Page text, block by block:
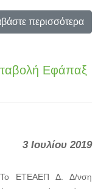
περισσότερα
Εφάπαξ
3 Ιουλίου 2019
Το ΕΤΕΑΕΠ Δ. Δ/νση